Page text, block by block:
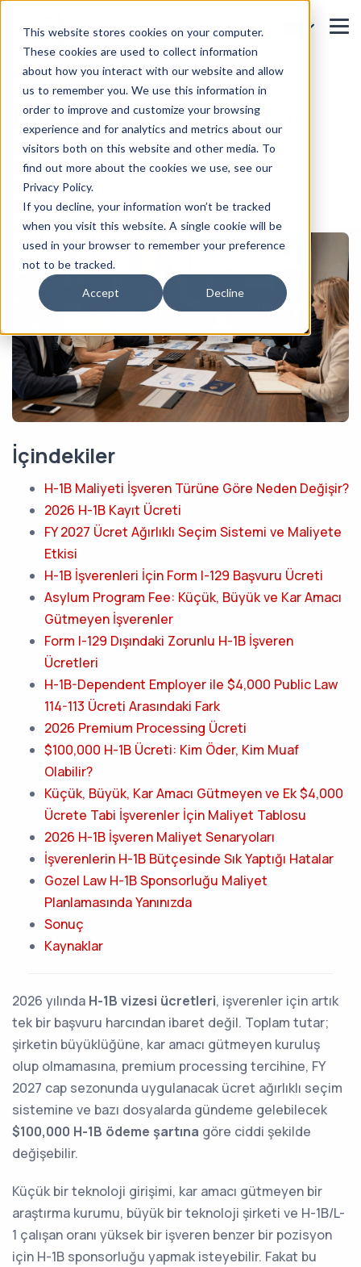
This website stores cookies on your computer.
These cookies are used to collect information
about how you interact with our website and allow
us to remember you. We use this information in
order to improve and customize your browsing
experience and for analytics and metrics about our
visitors both on this website and other media. To
find out more about the cookies we use, see our
Privacy Policy.
If you decline, your information won’t be tracked
when you visit this website. A single cookie will be
used in your browser to remember your preference
not to be tracked.
Accept Decline
2026’da Küçük ve Büyük
İşletmeler İçin H-1B Vizesi
Maliyeti Ne Kadar?
Ana Sayfa Blog
İçindekiler
H-1B Maliyeti İşveren Türüne Göre Neden Değişir?
2026 H-1B Kayıt Ücreti
FY 2027 Ücret Ağırlıklı Seçim Sistemi ve Maliyete
Etkisi
H-1B İşverenleri İçin Form I-129 Başvuru Ücreti
Asylum Program Fee: Küçük, Büyük ve Kar Amacı
Gütmeyen İşverenler
Form I-129 Dışındaki Zorunlu H-1B İşveren
Ücretleri
H-1B-Dependent Employer ile $4,000 Public Law
114-113 Ücreti Arasındaki Fark
2026 Premium Processing Ücreti
$100,000 H-1B Ücreti: Kim Öder, Kim Muaf
Olabilir?
Küçük, Büyük, Kar Amacı Gütmeyen ve Ek $4,000
Ücrete Tabi İşverenler İçin Maliyet Tablosu
2026 H-1B İşveren Maliyet Senaryoları
İşverenlerin H-1B Bütçesinde Sık Yaptığı Hatalar
Gozel Law H-1B Sponsorluğu Maliyet
Planlamasında Yanınızda
Sonuç
Kaynaklar
2026 yılında H-1B vizesi ücretleri, işverenler için artık
tek bir başvuru harcından ibaret değil. Toplam tutar;
şirketin büyüklüğüne, kar amacı gütmeyen kuruluş
olup olmamasına, premium processing tercihine, FY
2027 cap sezonunda uygulanacak ücret ağırlıklı seçim
sistemine ve bazı dosyalarda gündeme gelebilecek
$100,000 H-1B ödeme şartına göre ciddi şekilde
değişebilir.
Küçük bir teknoloji girişimi, kar amacı gütmeyen bir
araştırma kurumu, büyük bir teknoloji şirketi ve H-1B/L-
1 çalışan oranı yüksek bir işveren benzer bir pozisyon
için H-1B sponsorluğu yapmak isteyebilir. Fakat bu